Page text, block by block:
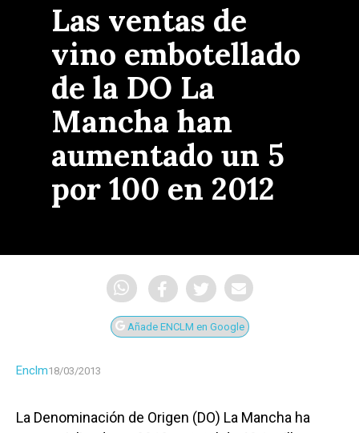
Las ventas de
vino embotellado
de la DO La
Mancha han
aumentado un 5
por 100 en 2012
Añade ENCLM en Google
Enclm18/03/2013
La Denominación de Origen (DO) La Mancha ha